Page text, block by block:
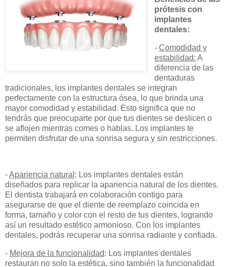
prótesis con
implantes
dentales:
- Comodidad y
estabilidad: A
diferencia de las
dentaduras
tradicionales, los implantes dentales se integran
perfectamente con la estructura ósea, lo que brinda una
mayor comodidad y estabilidad. Esto significa que no
tendrás que preocuparte por que tus dientes se deslicen o
se aflojen mientras comes o hablas. Los implantes te
permiten disfrutar de una sonrisa segura y sin restricciones.
-Apariencia natural : Los implantes dentales están
diseñados para replicar la apariencia natural de los dientes.
El dentista trabajará en colaboración contigo para
asegurarse de que el diente de reemplazo coincida en
forma, tamaño y color con el resto de tus dientes, logrando
así un resultado estético armonioso. Con los implantes
dentales, podrás recuperar una sonrisa radiante y confiada.
- Mejora de la funcionalidad: Los implantes dentales
restauran no solo la estética, sino también la funcionalidad